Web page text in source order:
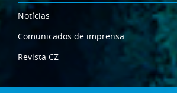
Notícias
Comunicados de imprensa
Revista CZ